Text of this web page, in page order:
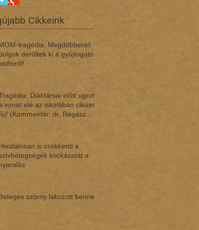
Cikkeink
tragédia: Megdöbbentő
de­rül­tek ki a gyúj­to­gató
Diáktársai előtt ugrott
vonat elé az iskolában cikizett
(Kommentár: dr. Regász
is csökkenti a
kockázatát a
szörny lakozott benne